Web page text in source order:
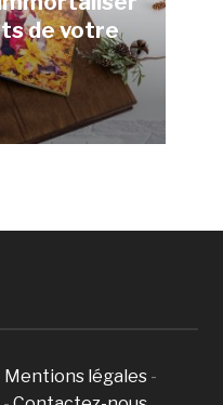
de votre
Mentions légales -